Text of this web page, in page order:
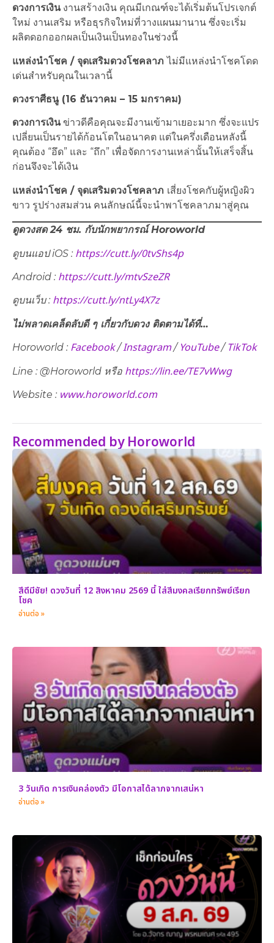
ดวงการเงินงานสร้างเงิน คุณมีเกณฑ์จะได้เริ่มต้นโปรเจกต์
ใหม่ งานเสริม หรือธุรกิจใหม่ที่วางแผนมานาน ซึ่งจะเริ่ม
ผลิตดอกออกผลเป็นเงินเป็นทองในช่วงนี้
แหล่งนำโชค / จุดเสริมดวงโชคลาภไม่มีแหล่งนำโชคโดด
เด่นสำหรับคุณในเวลานี้
ดวงราศีธนู (16 ธันวาคม – 15 มกราคม)
ดวงการเงินข่าวดีคือคุณจะมีงานเข้ามาเยอะมาก ซึ่งจะแปร
เปลี่ยนเป็นรายได้ก้อนโตในอนาคต แต่ในครึ่งเดือนหลังนี้
คุณต้อง “อึด” และ “ถึก” เพื่อจัดการงานเหล่านั้นให้เสร็จสิ้น
ก่อนจึงจะได้เงิน
แหล่งนำโชค / จุดเสริมดวงโชคลาภ เสี่ยงโชคกับผู้หญิงผิว
ขาว รูปร่างสมส่วน คนลักษณ์นี้จะนำพาโชคลาภมาสู่คุณ
ดูดวงสด 24 ชม. กับนักพยากรณ์ Horoworld
ดูบนแอป iOS : https://cutt.ly/0tvShs4p
Android : https://cutt.ly/mtvSzeZR
ดูบนเว็บ​ : https://cutt.ly/ntLy4X7z
ไม่พลาดเคล็ดลับดี ๆ เกี่ยวกับดวง ติดตามได้ที่…
Horoworld : Facebook/Instagram/ YouTube/ TikTok
Line : @Horoworld หรือ https://lin.ee/TE7vWwg
Website : www.horoworld.com
Recommended by Horoworld
สีดีมีชัย! ดวงวันที่ 12 สิงหาคม 2569 นี้ ใส่สีมงคลเรียกทรัพย์เรียก
โชค
อ่านต่อ »
3 วันเกิด การเงินคล่องตัว มีโอกาสได้ลาภจากเสน่หา
อ่านต่อ »